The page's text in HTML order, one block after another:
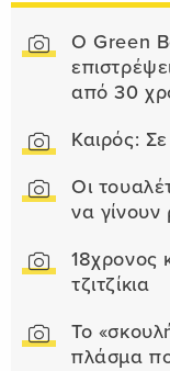
Ο Green
από 30
Καιρός:
Οι
να γίνουν
18χρονος
τζιτζίκια
Το
πλάσμα